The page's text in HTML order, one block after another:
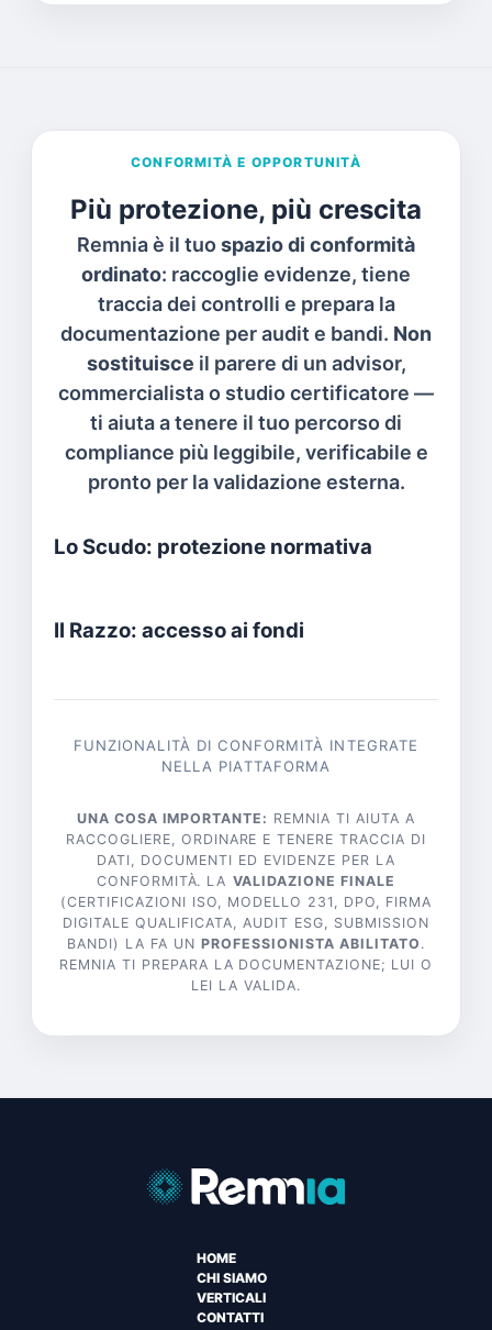
CONFORMITÀ E OPPORTUNITÀ
Più protezione, più crescita
Remnia è il tuo spazio di conformità
ordinato: raccoglie evidenze, tiene
traccia dei controlli e prepara la
documentazione per audit e bandi. Non
sostituisce il parere di un advisor,
commercialista o studio certificatore —
ti aiuta a tenere il tuo percorso di
compliance più leggibile, verificabile e
pronto per la validazione esterna.
Lo Scudo: protezione normativa
Il Razzo: accesso ai fondi
FUNZIONALITÀ DI CONFORMITÀ INTEGRATE
NELLA PIATTAFORMA
UNA COSA IMPORTANTE: REMNIA TI AIUTA A
RACCOGLIERE, ORDINARE E TENERE TRACCIA DI
DATI, DOCUMENTI ED EVIDENZE PER LA
CONFORMITÀ. LA VALIDAZIONE FINALE
(CERTIFICAZIONI ISO, MODELLO 231, DPO, FIRMA
DIGITALE QUALIFICATA, AUDIT ESG, SUBMISSION
BANDI) LA FA UN PROFESSIONISTA ABILITATO .
REMNIA TI PREPARA LA DOCUMENTAZIONE; LUI O
LEI LA VALIDA.
HOME
CHI SIAMO
VERTICALI
CONTATTI